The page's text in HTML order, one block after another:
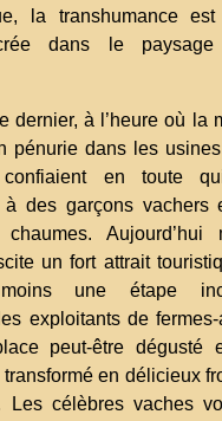
la transhumance
dans le
dernier, à l’heure où la
pénurie dans les
confiaient en toute
à des garçons vachers
un fort attrait
une étape
exploitants de
peut-être dégusté
en délicieux
célèbres vaches